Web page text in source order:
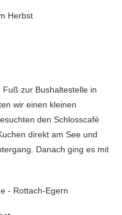
zur Bushaltestelle in
wir einen kleinen
den Schlosscafé
direkt am See und
Danach ging es mit